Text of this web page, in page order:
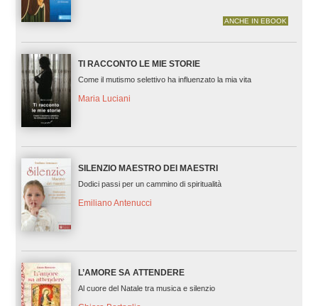
ANCHE IN EBOOK
TI RACCONTO LE MIE STORIE
Come il mutismo selettivo ha influenzato la mia vita
Maria Luciani
SILENZIO MAESTRO DEI MAESTRI
Dodici passi per un cammino di spiritualità
Emiliano Antenucci
L’AMORE SA ATTENDERE
Al cuore del Natale tra musica e silenzio